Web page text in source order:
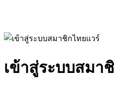
เข้าสู่ระบบสมา